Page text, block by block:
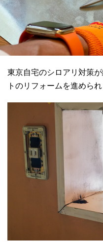
東京自宅のシロアリ対策
トのリフォームを進めら